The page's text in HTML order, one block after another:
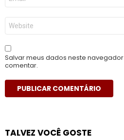
*
Site
Salvar meus dados neste
comentar.
TALVEZ VOCÊ GOSTE